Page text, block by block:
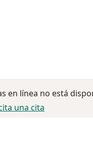
en línea no está
una cita